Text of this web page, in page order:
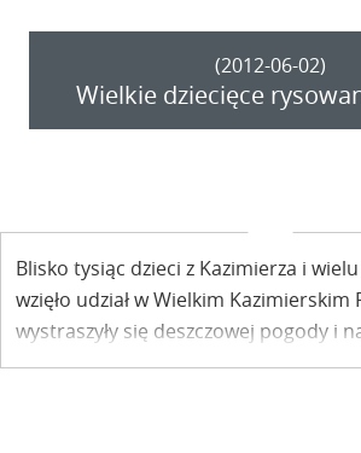
(2012-06-02)
Wielkie dziecięce
Blisko tysiąc dzieci z Kazimierza i
wzięło udział w Wielkim Kazimierskim
wystraszyły się deszczowej pogody i
stworzyły obrazki o łącznej długości